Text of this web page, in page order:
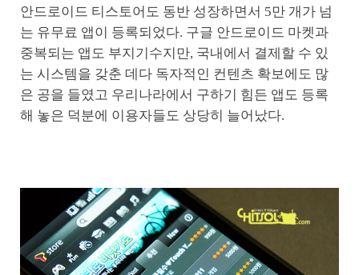
안드로이드 티스토어도 동반 성장하면서 5만 개가 넘
는 유무료 앱이 등록되었다. 구글 안드로이드 마켓과
중복되는 앱도 부지기수지만, 국내에서 결제할 수 있
는 시스템을 갖춘 데다 독자적인 컨텐츠 확보에도 많
은 공을 들였고 우리나라에서 구하기 힘든 앱도 등록
해 놓은 덕분에 이용자들도 상당히 늘어났다.